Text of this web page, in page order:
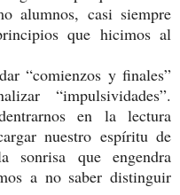
alumnos, casi siempre
que hicimos al
“comienzos y finales”
“impulsividades”.
en la lectura
nuestro espíritu de
sonrisa que engendra
a no saber distinguir